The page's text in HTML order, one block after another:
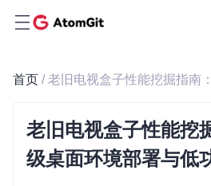
首页
老旧电视盒子性能挖
级桌面环境部署与低